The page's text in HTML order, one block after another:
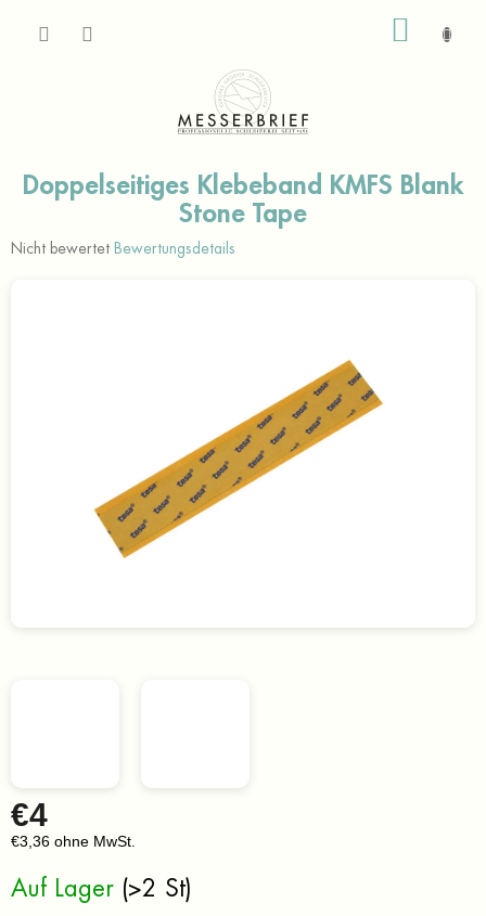
Doppelseitiges Klebeband KMFS Blank
Stone Tape
Die
Nicht bewertet Bewertungsdetails
€4
€3,36 ohne MwSt.
Auf Lager (>2 St)